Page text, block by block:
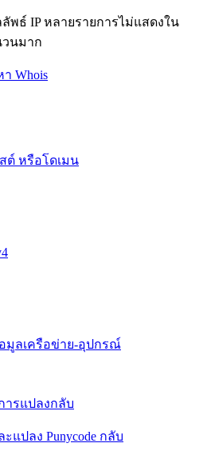
พธ์ IP หลายรายการไม่แสดงใน
วนมาก
Whois
ต์ หรือโดเมน
มูลเครือข่าย-อุปกรณ์
ารแปลงกลับ
ะแปลง Punycode กลับ